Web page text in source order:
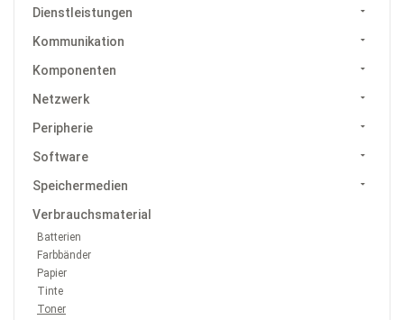
Dienstleistungen
Kommunikation
Komponenten
Netzwerk
Peripherie
Software
Speichermedien
Verbrauchsmaterial
Batterien
Farbbänder
Papier
Tinte
Toner